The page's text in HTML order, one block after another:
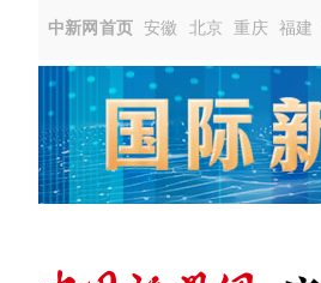
中新网首页 安徽 北京 重庆 福建